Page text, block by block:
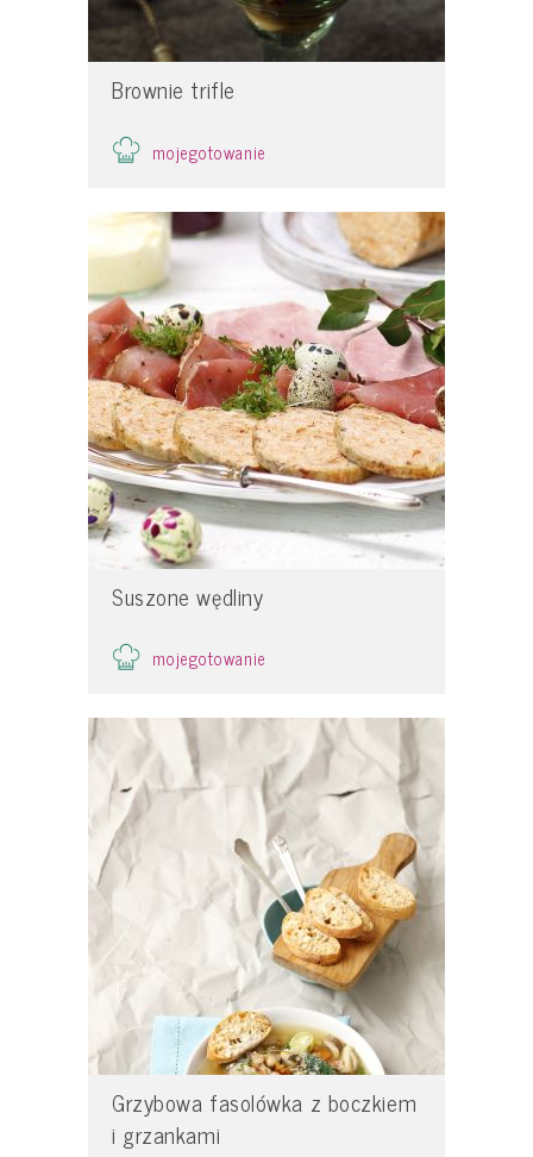
Brownie trifle
mojegotowanie
Suszone wędliny
mojegotowanie
Grzybowa fasolówka z boczkiem
i grzankami